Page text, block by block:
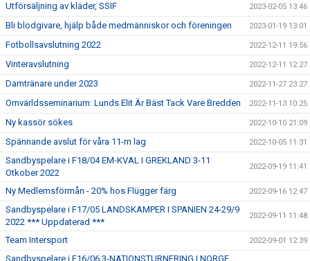
Utförsäljning av kläder, SSIF 2023-02-05 13:46
Bli blodgivare, hjälp både medmänniskor och föreningen 2023-01-19 13:01
Fotbollsavslutning 2022 2022-12-11 19:56
Vinteravslutning 2022-12-11 12:27
Damtränare under 2023 2022-11-27 23:27
Omvärldsseminarium: Lunds Elit Är Bäst Tack Vare Bredden 2022-11-13 10:25
Ny kassör sökes 2022-10-10 21:09
Spännande avslut för våra 11-m lag 2022-10-05 11:31
Sandbyspelare i F18/04 EM-KVAL I GREKLAND 3-11
Otkober 2022
2022-09-19 11:41
Ny Medlemsförmån - 20% hos Flügger färg 2022-09-16 12:47
Sandbyspelare i F17/05 LANDSKAMPER I SPANIEN 24-29/9
2022 *** Uppdaterad ***
2022-09-11 11:48
Team Intersport 2022-09-01 12:39
Sandbyspelare i F16/06 3-NATIONSTURNERING I NORGE